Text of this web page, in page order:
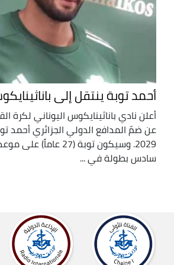
أحمد توبة ينتقل إلى
أعلن نادي باناثينايكوس اليوناني لكرة
عن ضمّ المدافع الدولي الجزائري أحمد
2029. وسيكون توبة (27
سادس بطولة في ...